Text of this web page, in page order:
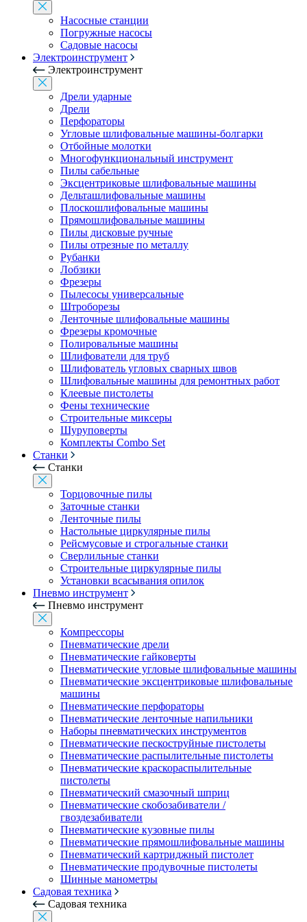
Насосные станции
Погружные насосы
Садовые насосы
Электроинструмент
Электроинструмент
Дрели ударные
Дрели
Перфораторы
Угловые шлифовальные машины-болгарки
Отбойные молотки
Многофункциональный инструмент
Пилы сабельные
Эксцентриковые шлифовальные машины
Дельташлифовальные машины
Плоскошлифовальные машины
Прямошлифовальные машины
Пилы дисковые ручные
Пилы отрезные по металлу
Рубанки
Лобзики
Фрезеры
Пылесосы универсальные
Штроборезы
Ленточные шлифовальные машины
Фрезеры кромочные
Полировальные машины
Шлифователи для труб
Шлифователь угловых сварных швов
Шлифовальные машины для ремонтных работ
Клеевые пистолеты
Фены технические
Строительные миксеры
Шуруповерты
Комплекты Combo Set
Станки
Станки
Торцовочные пилы
Заточные станки
Ленточные пилы
Настольные циркулярные пилы
Рейсмусовые и строгальные станки
Сверлильные станки
Строительные циркулярные пилы
Установки всасывания опилок
Пневмо инструмент
Пневмо инструмент
Компрессоры
Пневматические дрели
Пневматические гайковерты
Пневматические угловые шлифовальные машины
Пневматические эксцентриковые шлифовальные
машины
Пневматические перфораторы
Пневматические ленточные напильники
Наборы пневматических инструментов
Пневматические пескоструйные пистолеты
Пневматические распылительные пистолеты
Пневматические краскораспылительные
пистолеты
Пневматический смазочный шприц
Пневматические скобозабиватели /
гвоздезабиватели
Пневматические кузовные пилы
Пневматические прямошлифовальные машины
Пневматический картриджный пистолет
Пневматические продувочные пистолеты
Шинные манометры
Садовая техника
Садовая техника